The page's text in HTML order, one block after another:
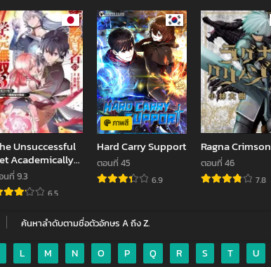
อนที่ 90
นยายน 2, 2022
ตอนที่ 89
กันยายน 2, 2022
อนที่ 86
งหาคม 30, 2022
ตอนที่ 85
สิงหาคม 30, 2022
อนที่ 82
งหาคม 26, 2022
ตอนที่ 81
สิงหาคม 25, 2022
ตอนที่ 78
สิงหาคม 22, 2022
ตอนที่ 77
อนที่ 74
อนที่ 70
งหาคม 15, 2022
ตอนที่ 69
สิงหาคม 13, 2022
Unsuccessful
Academically
Sage
S Rank
Post
Rebirth Adventurer
Log ปราญช์เเรงค์ S
ดใหม่ในโลกที่เวท
ต์ล้าหลัง
นที่ 9.3
6.5
ภาพสี
Hard Carry Support
ตอนที่ 45
6.9
Ragna Crimson
ตอนที่ 46
7.8
มังงะ คลิปหลุด
ค้นหาลำดับตามชื่อตัวอักษร A ถึง Z.
L M N O P Q R S T U